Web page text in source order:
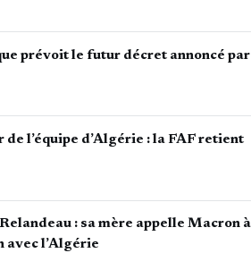
prévoit le futur décret annoncé par
l’équipe d’Algérie : la FAF retient
: sa mère appelle Macron à
avec l’Algérie